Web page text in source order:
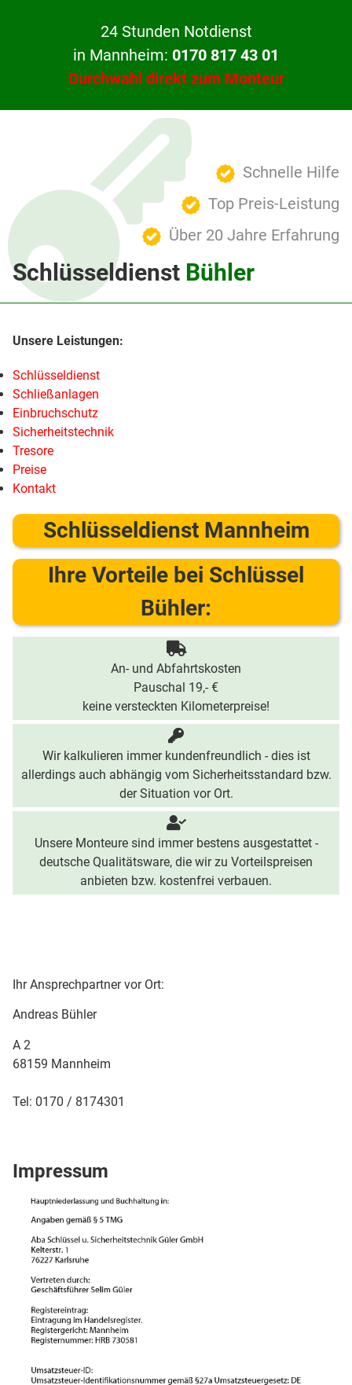
24 Stunden Notdienst
in Mannheim: 0170 817 43 01
Durchwahl direkt zum Monteur
Schnelle Hilfe
Top Preis-Leistung
Über 20 Jahre Erfahrung
Schlüsseldienst Bühler
Schlüsseldienst
Schließanlagen
Einbruchschutz
Sicherheitstechnik
Tresore
Preise
Kontakt
Schlüsseldienst Mannheim
Ihre Vorteile bei Schlüssel
Bühler:
An- und Abfahrtskosten
Pauschal 19,- €
keine versteckten Kilometerpreise!
Wir kalkulieren immer kundenfreundlich - dies ist
allerdings auch abhängig vom Sicherheitsstandard bzw.
der Situation vor Ort.
Unsere Monteure sind immer bestens ausgestattet -
deutsche Qualitätsware, die wir zu Vorteilspreisen
anbieten bzw. kostenfrei verbauen.
Ihr Ansprechpartner vor Ort:
Andreas Bühler
A 2
68159 Mannheim
Tel: 0170 / 8174301
Impressum